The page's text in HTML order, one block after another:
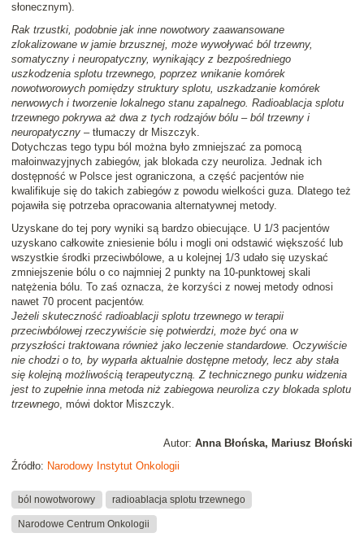
słonecznym).
Rak trzustki, podobnie jak inne nowotwory zaawansowane
zlokalizowane w jamie brzusznej, może wywoływać ból trzewny,
somatyczny i neuropatyczny, wynikający z bezpośredniego
uszkodzenia splotu trzewnego, poprzez wnikanie komórek
nowotworowych pomiędzy struktury splotu, uszkadzanie komórek
nerwowych i tworzenie lokalnego stanu zapalnego. Radioablacja splotu
trzewnego pokrywa aż dwa z tych rodzajów bólu – ból trzewny i
neuropatyczny – tłumaczy dr Miszczyk.
Dotychczas tego typu ból można było zmniejszać za pomocą
małoinwazyjnych zabiegów, jak blokada czy neuroliza. Jednak ich
dostępność w Polsce jest ograniczona, a część pacjentów nie
kwalifikuje się do takich zabiegów z powodu wielkości guza. Dlatego też
pojawiła się potrzeba opracowania alternatywnej metody.
Uzyskane do tej pory wyniki są bardzo obiecujące. U 1/3 pacjentów
uzyskano całkowite zniesienie bólu i mogli oni odstawić większość lub
wszystkie środki przeciwbólowe, a u kolejnej 1/3 udało się uzyskać
zmniejszenie bólu o co najmniej 2 punkty na 10-punktowej skali
natężenia bólu. To zaś oznacza, że korzyści z nowej metody odnosi
nawet 70 procent pacjentów.
Jeżeli skuteczność radioablacji splotu trzewnego w terapii
przeciwbólowej rzeczywiście się potwierdzi, może być ona w
przyszłości traktowana również jako leczenie standardowe. Oczywiście
nie chodzi o to, by wyparła aktualnie dostępne metody, lecz aby stała
się kolejną możliwością terapeutyczną. Z technicznego punku widzenia
jest to zupełnie inna metoda niż zabiegowa neuroliza czy blokada splotu
trzewnego, mówi doktor Miszczyk.
Autor: Anna Błońska, Mariusz Błoński
Źródło: Narodowy Instytut Onkologii
ból nowotworowy radioablacja splotu trzewnego
Narodowe Centrum Onkologii